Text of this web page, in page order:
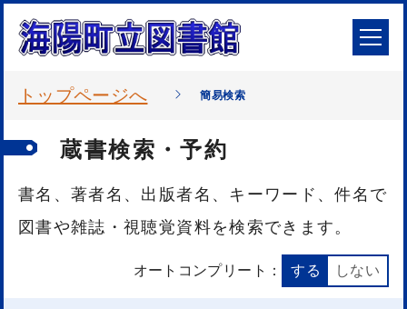
トップページへ 簡易検索
蔵書検索・予約
書名、著者名、出版者名、キーワード、件名で
図書や雑誌・視聴覚資料を検索できます。
オートコンプリート： する しない